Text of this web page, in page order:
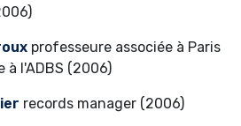
professeure associée à Paris
à l'ADBS (2006)
records manager (2006)